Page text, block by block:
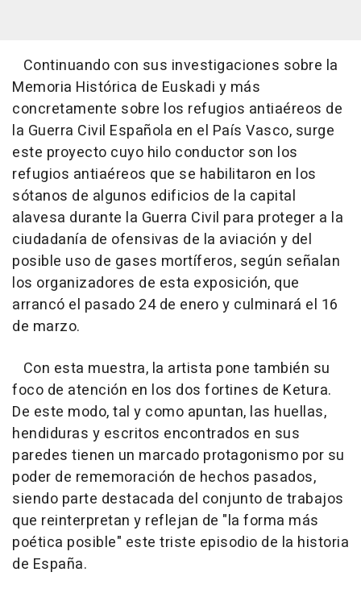
Continuando con sus investigaciones sobre la
Memoria Histórica de Euskadi y más
concretamente sobre los refugios antiaéreos de
la Guerra Civil Española en el País Vasco, surge
este proyecto cuyo hilo conductor son los
refugios antiaéreos que se habilitaron en los
sótanos de algunos edificios de la capital
alavesa durante la Guerra Civil para proteger a la
ciudadanía de ofensivas de la aviación y del
posible uso de gases mortíferos, según señalan
los organizadores de esta exposición, que
arrancó el pasado 24 de enero y culminará el 16
de marzo.
Con esta muestra, la artista pone también su
foco de atención en los dos fortines de Ketura.
De este modo, tal y como apuntan, las huellas,
hendiduras y escritos encontrados en sus
paredes tienen un marcado protagonismo por su
poder de rememoración de hechos pasados,
siendo parte destacada del conjunto de trabajos
que reinterpretan y reflejan de "la forma más
poética posible" este triste episodio de la historia
de España.